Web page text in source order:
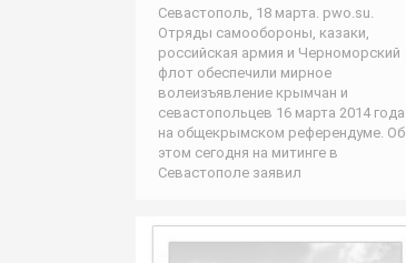
Севастополь, 18 марта. pwo.su.
Отряды самообороны, казаки,
российская армия и Черноморский
флот обеспечили мирное
волеизъявление крымчан и
севастопольцев 16 марта 2014 года
на общекрымском референдуме. Об
этом сегодня на митинге в
Севастополе заявил